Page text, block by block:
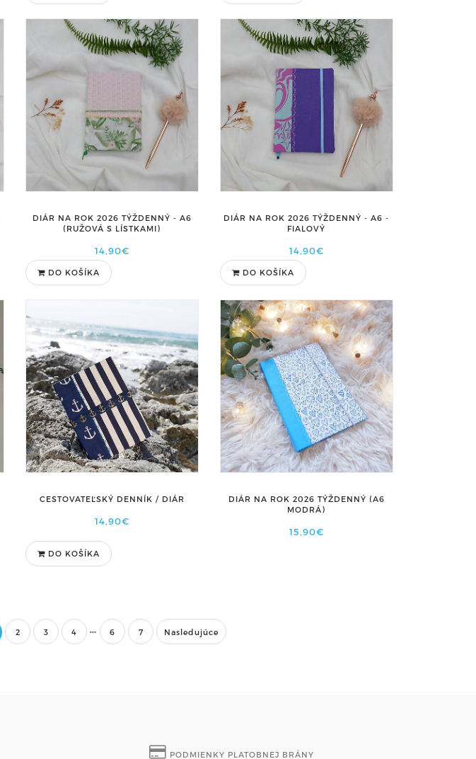
DIÁR NA ROK 2026 TÝŽDENNÝ - A6
(RUŽOVÁ S LÍSTKAMI)
14,90€
DO KOŠÍKA
DIÁR NA ROK 2026 TÝŽDENNÝ - A6 -
FIALOVÝ
14,90€
DO KOŠÍKA
CESTOVATEĽSKÝ DENNÍK / DIÁR
14,90€
DO KOŠÍKA
DIÁR NA ROK 2026 TÝŽDENNÝ (A6
MODRÁ)
15,90€
2 3 4 6 7 Nasledujúce
PODMIENKY PLATOBNEJ BRÁNY